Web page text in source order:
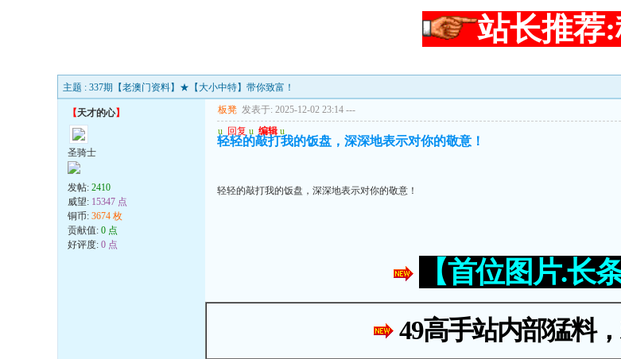
站长推荐
主题 : 337期【老澳门资料】★【大小中特】带你致富！
【天才的心】
圣骑士
发帖: 2410
威望: 15347 点
铜币: 3674 枚
贡献值: 0 点
好评度: 0 点
板凳 发表于: 2025-12-02 23:14 ---
u 回复 u 编辑 u
轻轻的敲打我的饭盘，深深地表示对你的敬意！
轻轻的敲打我的饭盘，深深地表示对你的敬意！
【首位图片.长
49高手站内部猛料